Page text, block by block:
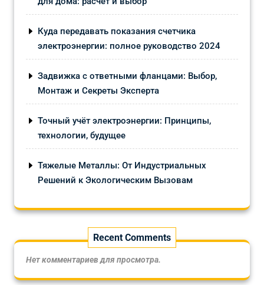
Куда передавать показания счетчика
электроэнергии: полное руководство 2024
Задвижка с ответными фланцами: Выбор,
Монтаж и Секреты Эксперта
Точный учёт электроэнергии: Принципы,
технологии, будущее
Тяжелые Металлы: От Индустриальных
Решений к Экологическим Вызовам
Recent Comments
Нет комментариев для просмотра.